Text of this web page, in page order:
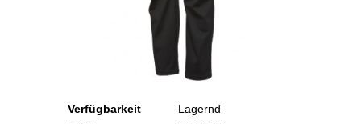
Verfügbarkeit
Lagernd